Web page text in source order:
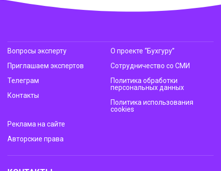
Вопросы эксперту
Приглашаем экспертов
Телеграм
Контакты
О проекте “Бухгуру”
Сотрудничество со СМИ
Политика обработки
персональных данных
Политика использования
cookies
Реклама на сайте
Авторские права